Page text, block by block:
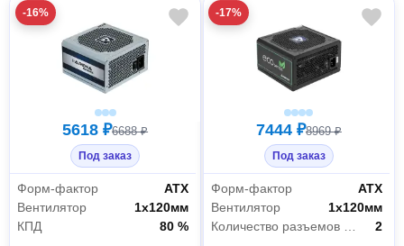
-16%
5618 ₽6688 ₽
Под заказ
Форм-фактор
АТХ
Вентилятор
1х120мм
КПД
80 %
-17%
7444 ₽8969 ₽
Под заказ
Форм-фактор
АТХ
Вентилятор
1х120мм
2